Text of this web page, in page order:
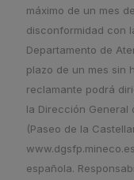
máximo de un mes
disconformidad con
Departamento de
plazo de un mes sin
reclamante podrá
la Dirección General
(Paseo de la
española.